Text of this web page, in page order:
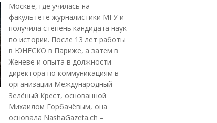
Москве, где училась на
факультете журналистики МГУ и
получила степень кандидата наук
по истории. После 13 лет работы
в ЮНЕСКО в Париже, а затем в
Женеве и опыта в должности
директора по коммуникациям в
организации Международный
Зелёный Крест, основанной
Михаилом Горбачёвым, она
основала NashaGazeta.ch –